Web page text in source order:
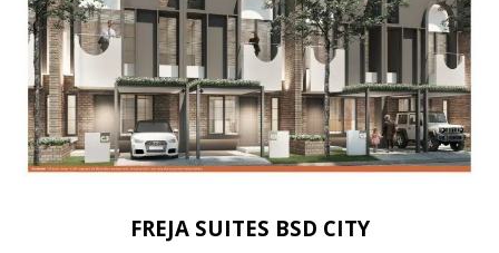
FREJA SUITES BSD CITY